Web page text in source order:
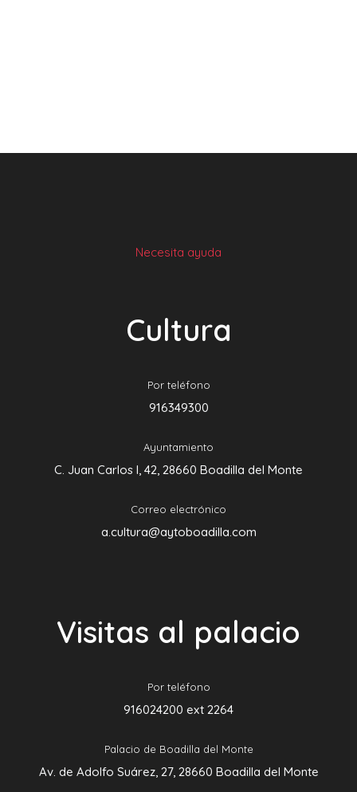
Necesita ayuda
Cultura
Por teléfono
916349300
Ayuntamiento
C. Juan Carlos I, 42, 28660 Boadilla del Monte
Correo electrónico
a.cultura@aytoboadilla.com
Visitas al palacio
Por teléfono
916024200 ext 2264
Palacio de Boadilla del Monte
Av. de Adolfo Suárez, 27, 28660 Boadilla del Monte